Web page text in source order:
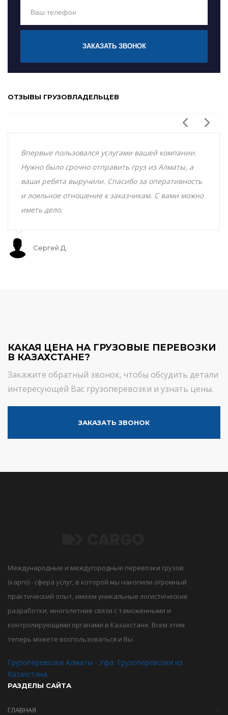
ЗАКАЗАТЬ ЗВОНОК
ОТЗЫВЫ ГРУЗОВЛАДЕЛЬЦЕВ
Впервые пользовался услугами вашей компании.
Нужно было срочно отправить груз из Алматы, а
ваши ребята выручили. Спасибо за оперативность
и лояльное отношение к заказчикам. С вами можно
иметь дело.
Сергей Д.
КАКАЯ ЦЕНА НА ГРУЗОВЫЕ ПЕРЕВОЗКИ
В КАЗАХСТАНЕ?
Закажите обратный звонок, чтобы обсудить детали
интересующей Вас грузоперевозки и узнать цены.
ЗАКАЗАТЬ ЗВОНОК
Международные и междугородные перевозки грузов
(карго) - сфера услуг, в которой мы накопили огромный
практический опыт, имеем уникальные логистические
разработки, многолетние связи с таможенными и
контролирующими органами в Казахстане. Всем этим
теперь можете воспользоваться и Вы.
Грузоперевозки Алматы - Уфа. Грузоперевозки из
Казахстана
РАЗДЕЛЫ САЙТА
ГЛАВНАЯ